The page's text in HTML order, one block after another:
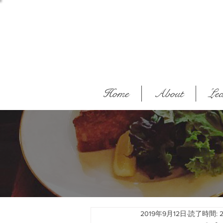
Home About
2019年9月12日 読了時間: